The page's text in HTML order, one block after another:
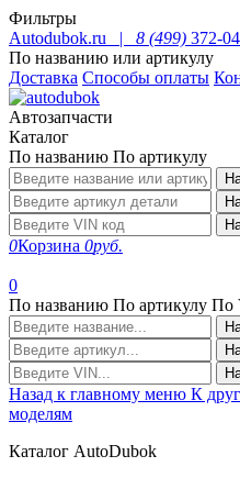
Фильтры
Autodubok.ru |
8 (499) 372-
По названию или артикулу
Доставка Способы оплаты
Автозапчасти
Каталог
По названию По артикулу
0Корзина 0руб.
0
По названию По артикулу По
Назад к главному меню К
моделям
Каталог AutoDubok